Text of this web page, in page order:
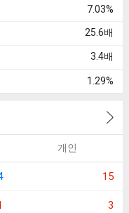
7.03%
25.6배
3.4배
1.29%
개인
15
3